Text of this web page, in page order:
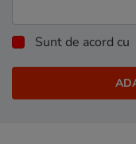
Sunt de acord cu